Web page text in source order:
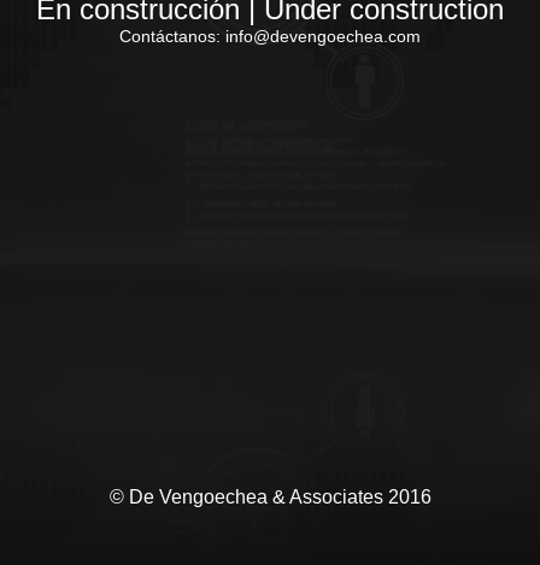
En construcción | Under construction
Contáctanos: info@devengoechea.com
© De Vengoechea & Associates 2016